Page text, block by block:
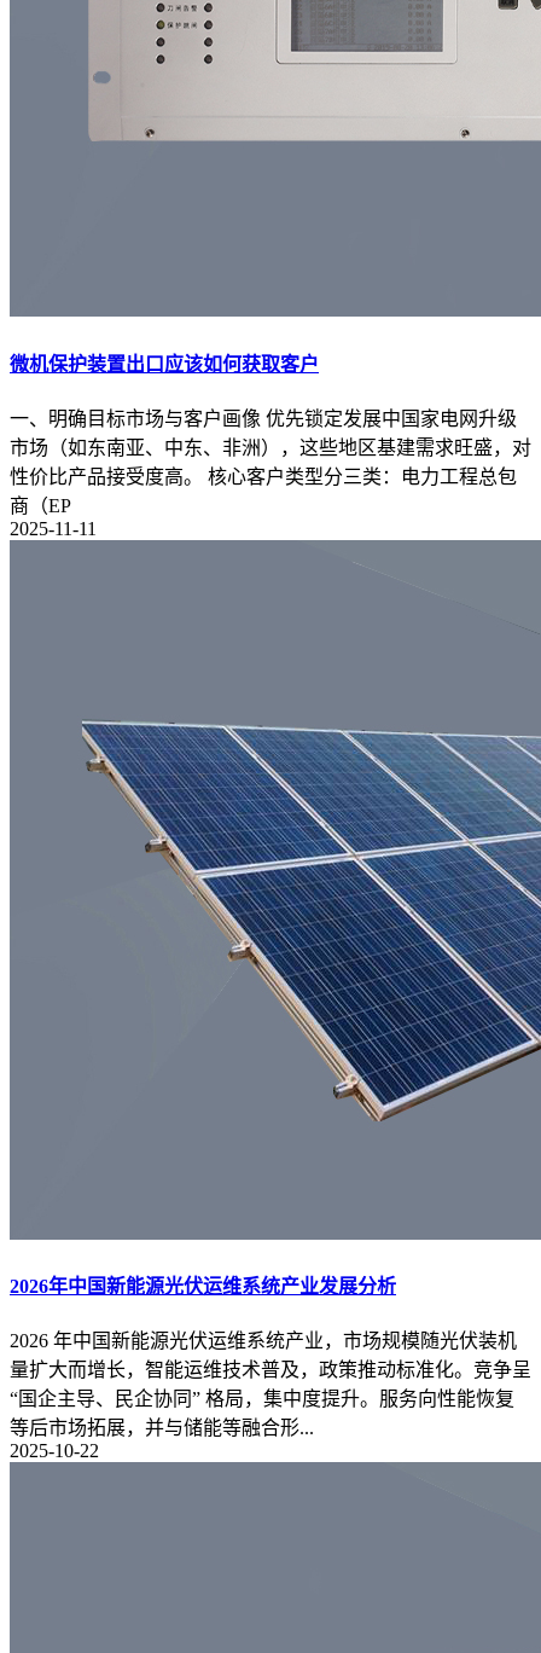
微机保护装置出口应该如何获取客户
一、明确目标市场与客户画像 优先锁定发展中国家电网升级
市场（如东南亚、中东、非洲），这些地区基建需求旺盛，对
性价比产品接受度高。 核心客户类型分三类：电力工程总包
商（EP
2025-11-11
2026年中国新能源光伏运维系统产业发展分析
2026 年中国新能源光伏运维系统产业，市场规模随光伏装机
量扩大而增长，智能运维技术普及，政策推动标准化。竞争呈
“国企主导、民企协同” 格局，集中度提升。服务向性能恢复
等后市场拓展，并与储能等融合形...
2025-10-22